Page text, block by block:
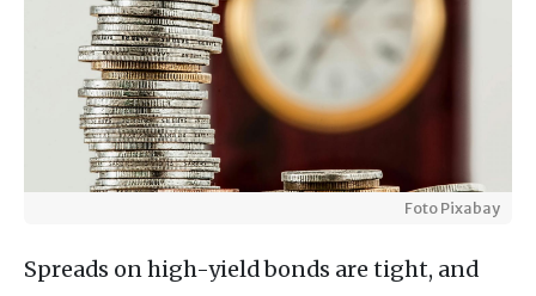
Foto Pixabay
Spreads on high-yield bonds are tight, and